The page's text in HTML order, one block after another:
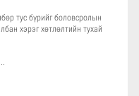
тус бүрийг боловсролын
хэрэг хөтлөлтийн тухай